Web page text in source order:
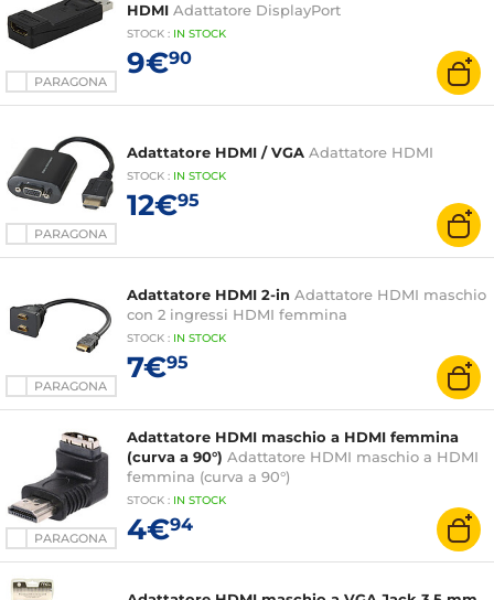
PARAGONA
HDMI Adattatore DisplayPort
STOCK : IN STOCK
9€90
PARAGONA
Adattatore HDMI / VGA Adattatore HDMI
STOCK : IN STOCK
12€95
PARAGONA
Adattatore HDMI 2-in Adattatore HDMI maschio
con 2 ingressi HDMI femmina
STOCK : IN STOCK
7€95
PARAGONA
Adattatore HDMI maschio a HDMI femmina
(curva a 90°) Adattatore HDMI maschio a HDMI
femmina (curva a 90°)
STOCK : IN STOCK
4€94